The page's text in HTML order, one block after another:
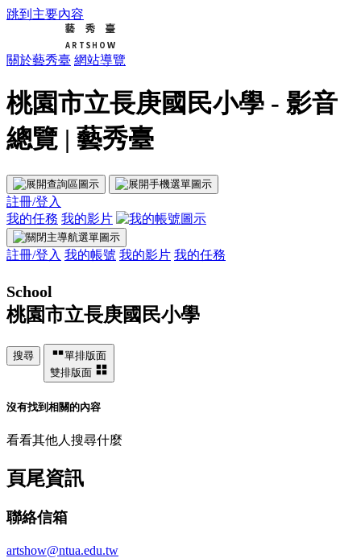
跳到主要內容
關於藝秀臺 網站導覽
桃園市立長庚國民小學 - 影音
總覽 | 藝秀臺
註冊/登入
我的任務 我的影片
註冊/登入 我的帳號 我的影片 我的任務
School
桃園市立長庚國民小學
搜尋
單排版面
雙排版面
沒有找到相關的內容
看看其他人搜尋什麼
頁尾資訊
聯絡信箱
artshow@ntua.edu.tw